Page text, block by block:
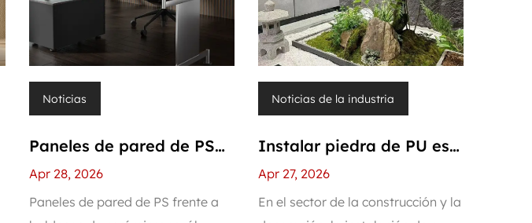
Noticias
Paneles de pared de PS
frente a baldosas de
cerámica: ¿cuál es el
Apr 28, 2026
Paneles de pared de PS frente a
Noticias de la industria
Instalar piedra de PU es
como instalar paneles de
madera: un decorador
Apr 27, 2026
En el sector de la construcción y la